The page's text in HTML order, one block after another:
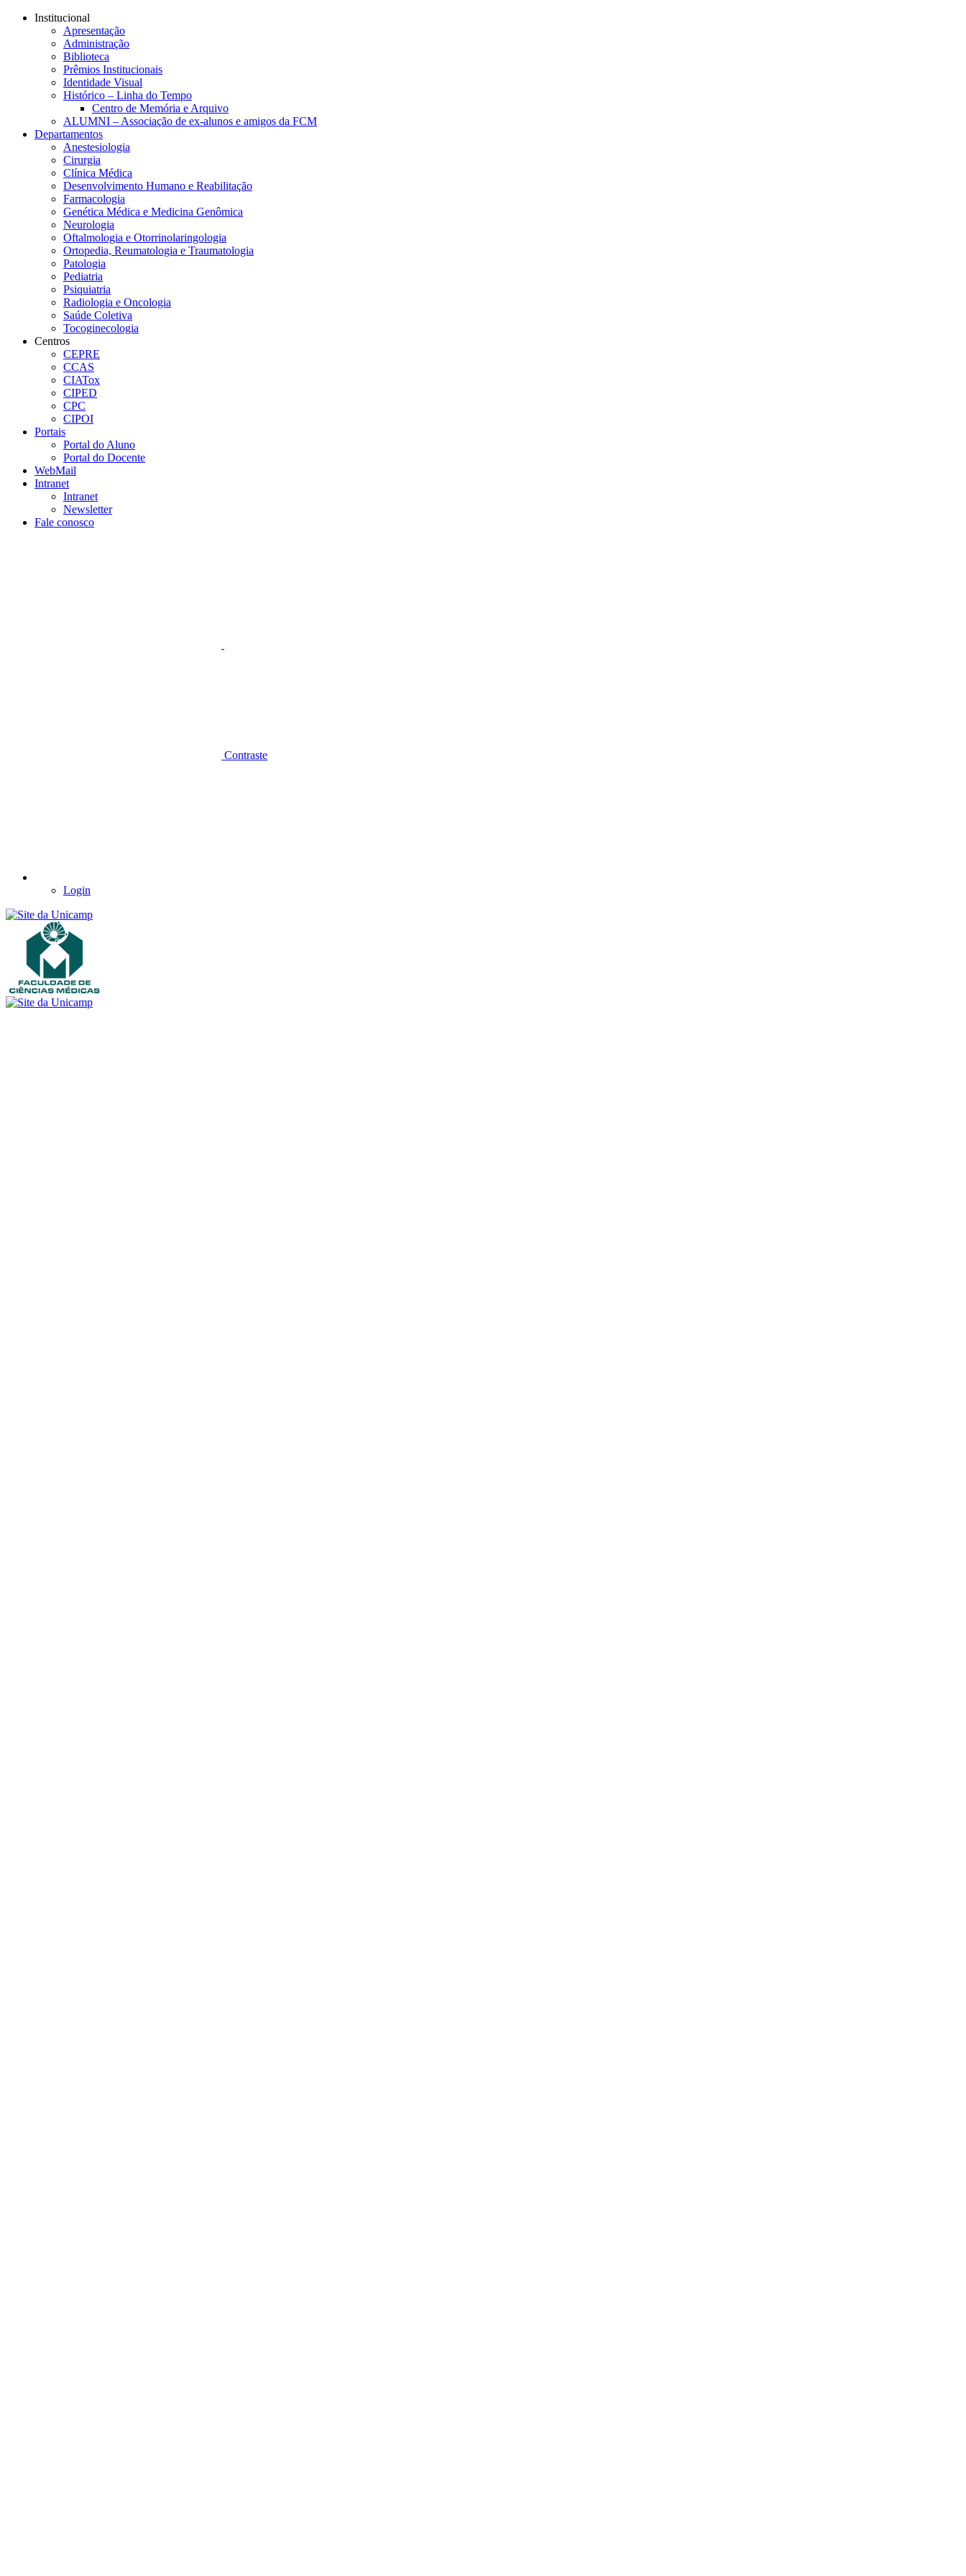
Conteúdo principal
Institucional
Apresentação
Administração
Biblioteca
Prêmios Institucionais
Identidade Visual
Histórico – Linha do Tempo
Centro de Memória e Arquivo
ALUMNI – Associação de ex-alunos e amigos da FCM
Departamentos
Anestesiologia
Cirurgia
Clínica Médica
Desenvolvimento Humano e Reabilitação
Farmacologia
Genética Médica e Medicina Genômica
Neurologia
Oftalmologia e Otorrinolaringologia
Ortopedia, Reumatologia e Traumatologia
Patologia
Pediatria
Psiquiatria
Radiologia e Oncologia
Saúde Coletiva
Tocoginecologia
Centros
CEPRE
CCAS
CIATox
CIPED
CPC
CIPOI
Portais
Portal do Aluno
Portal do Docente
WebMail
Intranet
Intranet
Newsletter
Fale conosco
Contraste
Login